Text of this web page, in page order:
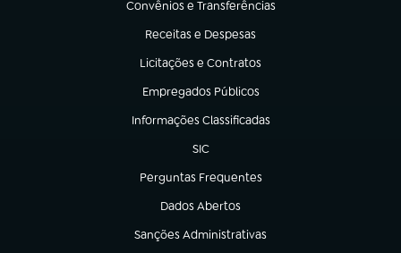
Convênios e Transferências
(abre em nova aba)
Receitas e Despesas
(abre em nova aba)
Licitações e Contratos
(abre em nova aba)
Empregados Públicos
(abre em nova aba)
Informações Classificadas
(abre em nova aba)
SIC
(abre em nova aba)
Perguntas Frequentes
(abre em nova aba)
Dados Abertos
(abre em nova aba)
Sanções Administrativas
(abre em nova aba)